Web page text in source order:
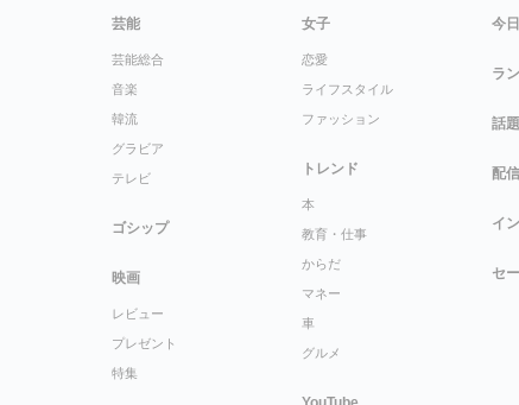
芸能
芸能総合
音楽
韓流
グラビア
テレビ
ゴシップ
映画
レビュー
プレゼント
特集
女子
恋愛
ライフスタイル
ファッション
トレンド
本
教育・仕事
からだ
マネー
車
グルメ
今
ラ
話
配
イ
セ